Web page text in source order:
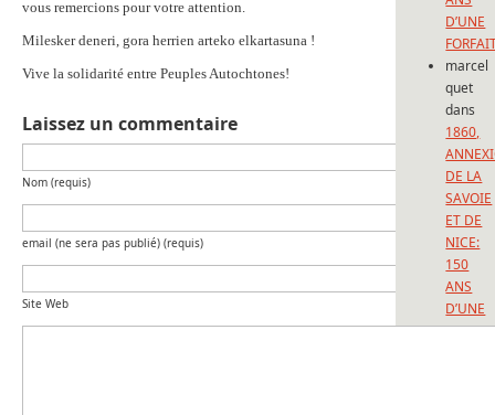
vous remercions pour votre attention.
Milesker deneri, gora herrien arteko elkartasuna !
Vive la solidarité entre Peuples Autochtones!
Laissez un commentaire
Nom (requis)
email (ne sera pas publié) (requis)
Site Web
D’UNE
marcel
quet
dans
1860,
DE LA
SAVOIE
ET DE
NICE:
150
ANS
D’UNE